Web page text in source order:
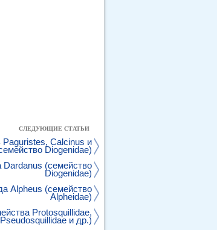
СЛЕДУЮЩИЕ СТАТЬИ
Calcinus и
Diogenidae)
(семейство
Diogenidae)
Alpheus (семейство
Alpheidae)
Protosquillidae,
Pseudosquillidae и др.)